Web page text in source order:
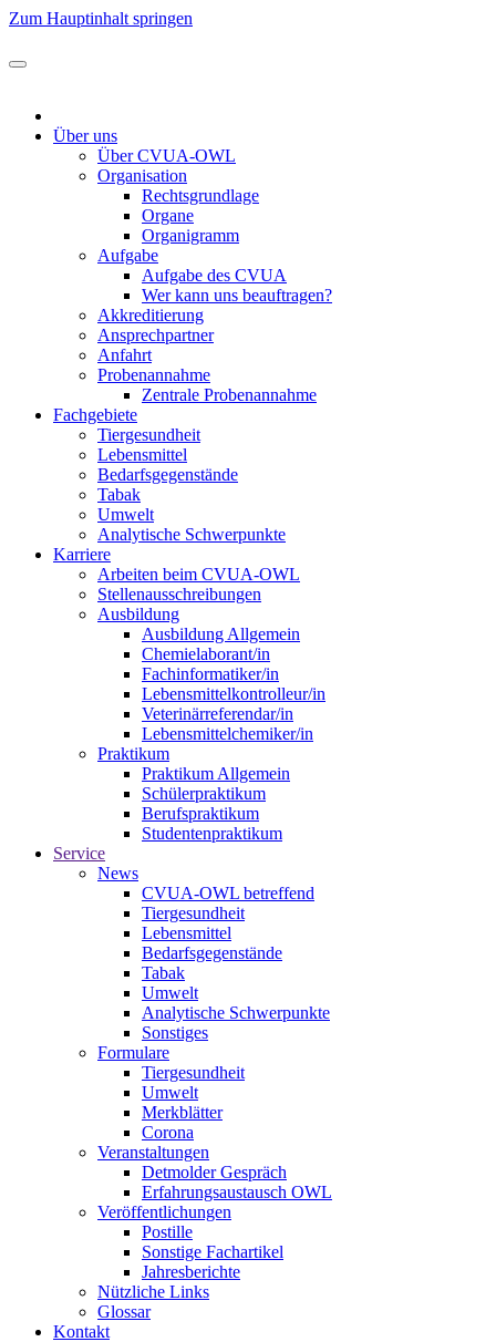
Zum Hauptinhalt springen
Über uns
Über CVUA-OWL
Organisation
Rechtsgrundlage
Organe
Organigramm
Aufgabe
Aufgabe des CVUA
Wer kann uns beauftragen?
Akkreditierung
Ansprechpartner
Anfahrt
Probenannahme
Zentrale Probenannahme
Fachgebiete
Tiergesundheit
Lebensmittel
Bedarfsgegenstände
Tabak
Umwelt
Analytische Schwerpunkte
Karriere
Arbeiten beim CVUA-OWL
Stellenausschreibungen
Ausbildung
Ausbildung Allgemein
Chemielaborant/in
Fachinformatiker/in
Lebensmittelkontrolleur/in
Veterinärreferendar/in
Lebensmittelchemiker/in
Praktikum
Praktikum Allgemein
Schülerpraktikum
Berufspraktikum
Studentenpraktikum
Service
News
CVUA-OWL betreffend
Tiergesundheit
Lebensmittel
Bedarfsgegenstände
Tabak
Umwelt
Analytische Schwerpunkte
Sonstiges
Formulare
Tiergesundheit
Umwelt
Merkblätter
Corona
Veranstaltungen
Detmolder Gespräch
Erfahrungsaustausch OWL
Veröffentlichungen
Postille
Sonstige Fachartikel
Jahresberichte
Nützliche Links
Glossar
Kontakt